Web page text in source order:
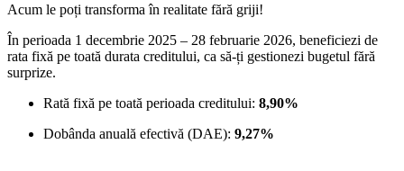
Acum le poți transforma în realitate fără griji!
În perioada 1 decembrie 2025 – 28 februarie 2026, beneficiezi de
rata fixă pe toată durata creditului, ca să-ți gestionezi bugetul fără
surprize.
Rată fixă pe toată perioada creditului: 8,90%
Dobânda anuală efectivă (DAE): 9,27%